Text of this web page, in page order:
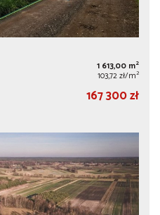
1 613,00 m2
103,72 zł/m2
167 300 zł